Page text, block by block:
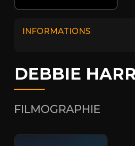
INFORMATIONS
DEBBIE
FILMOGRAPHIE